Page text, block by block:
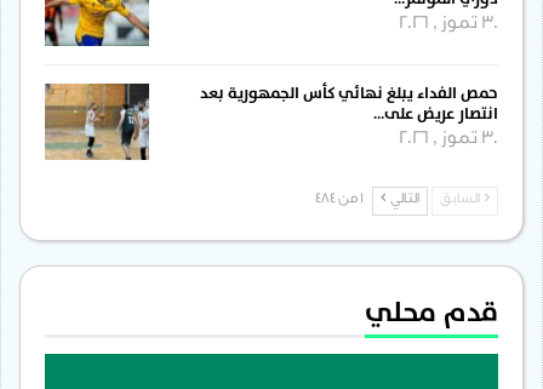
30 تموز , 2026
حمص الفداء يبلغ نهائي كأس الجمهورية بعد
انتصار عريض على…
30 تموز , 2026
السابق التالي
قدم محلي